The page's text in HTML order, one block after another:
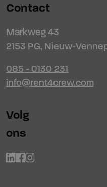
Contact
Markweg 43
2153 PG, Nieuw-
085 - 0130 231
info@rent4crew.com
Volg
ons
Linkedin
Facebook